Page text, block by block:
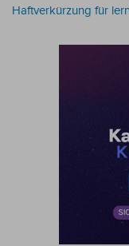
Haftverkürzung für